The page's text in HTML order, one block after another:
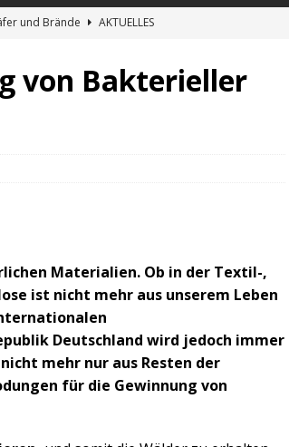
und Brände
AKTUELLES
zur Untersuchung komplexer Umweltproben
von Bakterieller
Materialien. Ob in der Textil-,
ist nicht mehr aus unserem Leben
Deutschland wird jedoch immer
mehr nur aus Resten der
für die Gewinnung von